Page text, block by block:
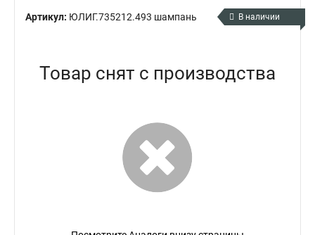
Артикул: ЮЛИГ.735212.493 шампань В наличии
Товар снят с производства